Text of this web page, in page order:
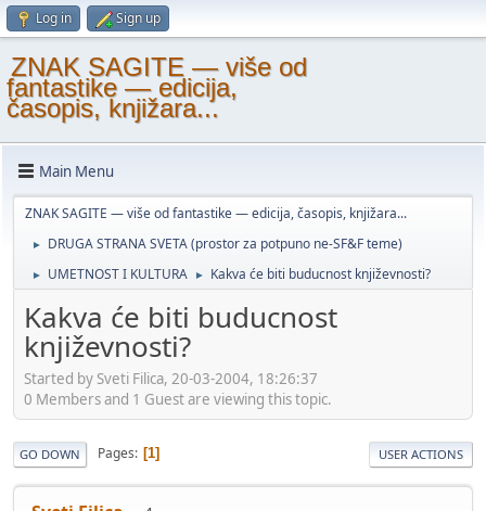
Log in Sign up
ZNAK SAGITE — više od
fantastike — edicija,
časopis, knjižara...
Main Menu
ZNAK SAGITE — više od fantastike — edicija, časopis, knjižara...
► DRUGA STRANA SVETA (prostor za potpuno ne-SF&F teme)
► UMETNOST I KULTURA ► Kakva će biti buducnost književnosti?
Kakva će biti buducnost
književnosti?
Started by Sveti Filica, 20-03-2004, 18:26:37
0 Members and 1 Guest are viewing this topic.
GO DOWN Pages 1 USER ACTIONS